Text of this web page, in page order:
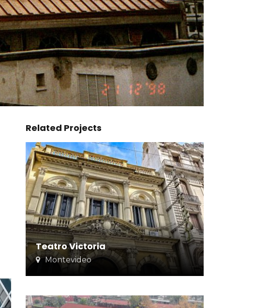
Related Projects
Teatro Victoria
Montevideo